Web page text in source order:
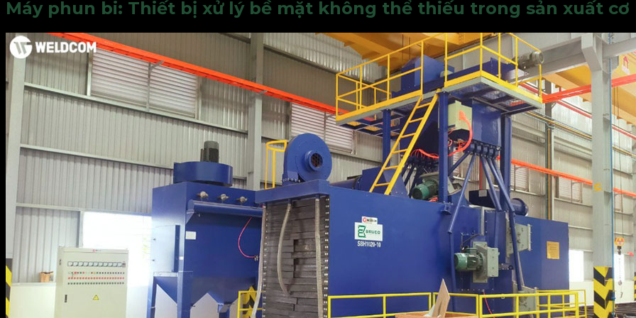
Máy phun bi: Thiết bị xử lý bề mặt không thể thiếu trong sản xuất cơ